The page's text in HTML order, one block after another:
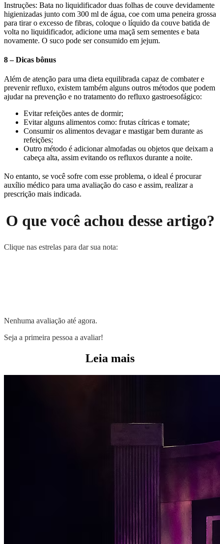
Instruções: Bata no liquidificador duas folhas de couve devidamente
higienizadas junto com 300 ml de água, coe com uma peneira grossa
para tirar o excesso de fibras, coloque o líquido da couve batida de
volta no liquidificador, adicione uma maçã sem sementes e bata
novamente. O suco pode ser consumido em jejum.
8 – Dicas bônus
Além de atenção para uma dieta equilibrada capaz de combater e
prevenir refluxo, existem também alguns outros métodos que podem
ajudar na prevenção e no tratamento do refluxo gastroesofágico:
Evitar refeições antes de dormir;
Evitar alguns alimentos como: frutas cítricas e tomate;
Consumir os alimentos devagar e mastigar bem durante as
refeições;
Outro método é adicionar almofadas ou objetos que deixam a
cabeça alta, assim evitando os refluxos durante a noite.
No entanto, se você sofre com esse problema, o ideal é procurar
auxílio médico para uma avaliação do caso e assim, realizar a
prescrição mais indicada.
O que você achou desse artigo?
Clique nas estrelas para dar sua nota:
Nenhuma avaliação até agora.
Seja a primeira pessoa a avaliar!
Leia mais